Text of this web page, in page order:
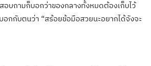
อบถามก็บอกว่าของกลางทั้งหมดต้องเก็บไว้
กกับตนว่า “สร้อยข้อมือสวยนะอยากได้จังจะ